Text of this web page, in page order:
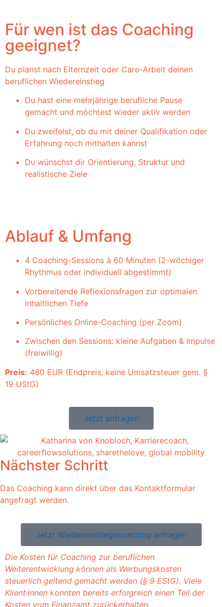
Für wen ist das Coaching
geeignet?
Du planst nach Elternzeit oder Care-Arbeit deinen
beruflichen Wiedereinstieg
Du hast eine mehrjährige berufliche Pause
gemacht und möchtest wieder aktiv werden
Du zweifelst, ob du mit deiner Qualifikation oder
Erfahrung noch mithalten kannst
Du wünschst dir Orientierung, Struktur und
realistische Ziele
Ablauf & Umfang
4 Coaching-Sessions à 60 Minuten (2-wöchiger
Rhythmus oder individuell abgestimmt)
Vorbereitende Reflexionsfragen zur optimalen
inhaltlichen Tiefe
Persönliches Online-Coaching (per Zoom)
Zwischen den Sessions: kleine Aufgaben & Impulse
(freiwillig)
Preis: 480 EUR (Endpreis, keine Umsatzsteuer gem. §
19 UStG)
Jetzt anfragen
Nächster Schritt
Das Coaching kann direkt über das Kontaktformular
angefragt werden.
Jetzt Wiedereinstiegscoaching anfragen
Die Kosten für Coaching zur beruflichen
Weiterentwicklung können als Werbungskosten
steuerlich geltend gemacht werden (§ 9 EStG). Viele
Klient:innen konnten bereits erfolgreich einen Teil der
Kosten vom Finanzamt zurückerhalten.